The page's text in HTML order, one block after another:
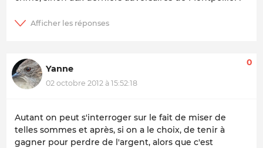
Yanne
02 octobre 2012 à 15:52:18
0
Autant on peut s'interroger sur le fait de miser de
telles sommes et après, si on a le choix, de tenir à
gagner pour perdre de l'argent, alors que c'est